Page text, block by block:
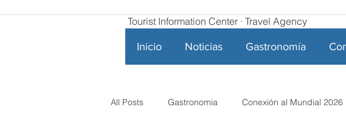
Tourist Information Center · Travel Agency
Inicio Noticias Gastronomía
All Posts Gastronomia Conexión al Mundial 2026